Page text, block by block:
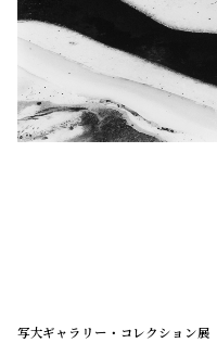
写大ギャラリー・コレクション展